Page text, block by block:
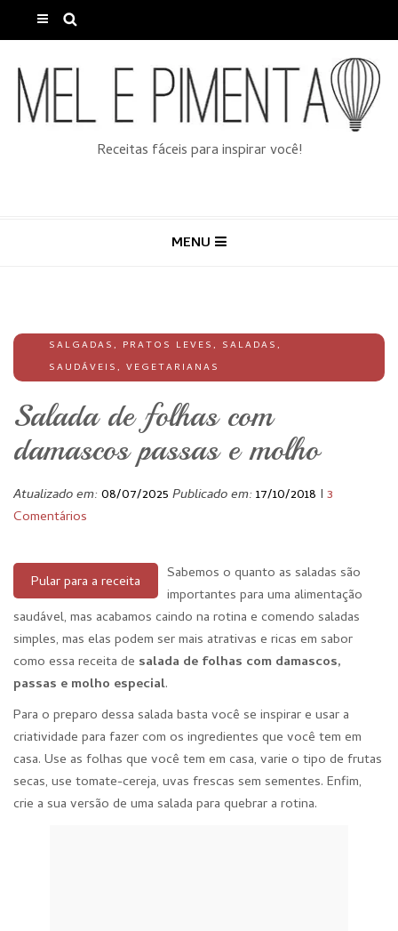
Receitas fáceis para inspirar você!
MENU
SALGADAS, PRATOS LEVES, SALADAS,
SAUDÁVEIS, VEGETARIANAS
Salada de folhas com
damascos passas e molho
Atualizado em:08/07/2025 Publicado em:17/10/2018 I 3
Comentários
Pular para a receita
Sabemos o quanto as saladas são
importantes para uma alimentação
saudável, mas acabamos caindo na rotina e comendo saladas
simples, mas elas podem ser mais atrativas e ricas em sabor
como essa receita de salada de folhas com damascos,
passas e molho especial.
Para o preparo dessa salada basta você se inspirar e usar a
criatividade para fazer com os ingredientes que você tem em
casa. Use as folhas que você tem em casa, varie o tipo de frutas
secas, use tomate-cereja, uvas frescas sem sementes. Enfim,
crie a sua versão de uma salada para quebrar a rotina.